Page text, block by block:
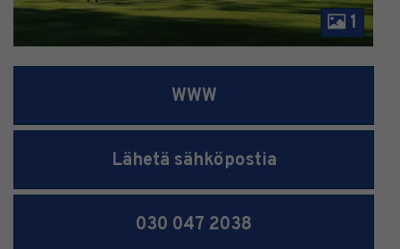
1
WWW
Lähetä sähköpostia
030 047 2038